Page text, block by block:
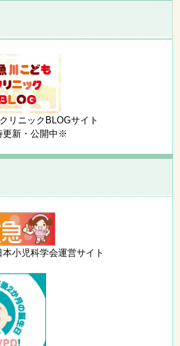
リニックBLOGサイト
新・公開中※
小児科学会運営サイト